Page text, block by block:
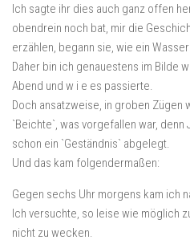
Ich sagte ihr dies auch ganz offen
obendrein noch bat, mir die
erzählen, begann sie, wie ein
Daher bin ich genauestens im Bilde
Abend und w i e es passierte.
Doch ansatzweise, in groben Zügen
`Beichte`, was vorgefallen war,
schon ein `Geständnis` abgelegt.
Und das kam folgendermaßen:
Gegen sechs Uhr morgens kam ich
Ich versuchte, so leise wie möglich
nicht zu wecken.